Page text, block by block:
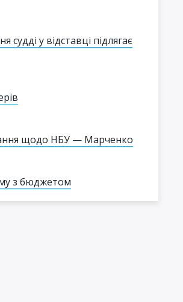
у відставці підлягає
щодо НБУ — Марченко
з бюджетом